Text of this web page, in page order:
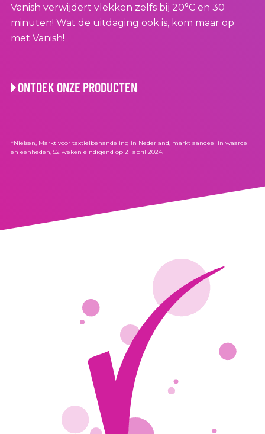
*Nielsen, Markt voor textielbehandeling in Nederland, markt aandeel in waarde
en eenheden, 52 weken eindigend op 21 april 2024.
Vanish verwijdert vlekken zelfs bij 20°C en 30
minuten! Wat de uitdaging ook is, kom maar op
met Vanish!
ONTDEK ONZE PRODUCTEN